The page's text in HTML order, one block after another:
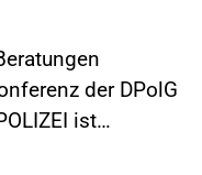
der DPolG
ist…